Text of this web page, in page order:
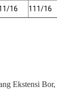
16 111/16
Ekstensi Bor,